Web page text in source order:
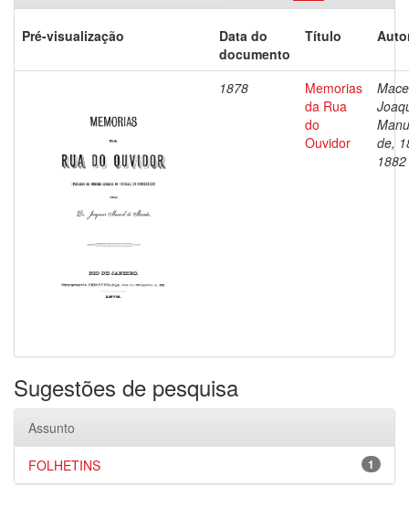
Pré-visualização
Data do
documento
Título
1878
Memorias
da Rua
do
Ouvidor
de,
1882
Sugestões de pesquisa
Assunto
1
FOLHETINS